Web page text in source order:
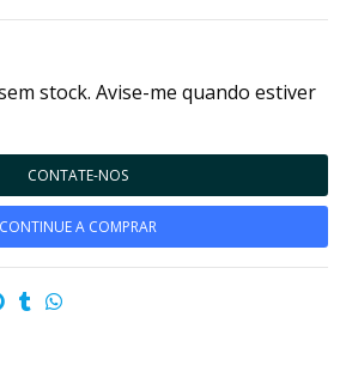
stock. Avise-me quando estiver
CONTATE-NOS
CONTINUE A COMPRAR